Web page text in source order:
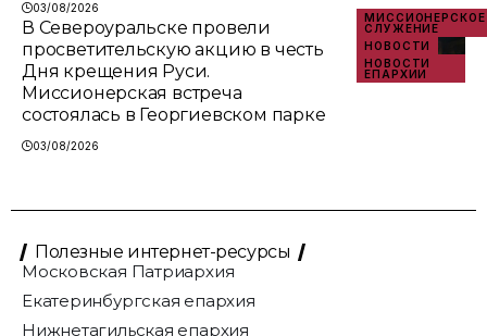
03/08/2026
МИССИОНЕРСКОЕ
СЛУЖЕНИЕ
НОВОСТИ
НОВОСТИ
ЕПАРХИИ
В Североуральске провели
просветительскую акцию в честь
Дня крещения Руси.
Миссионерская встреча
состоялась в Георгиевском парке
03/08/2026
Полезные интернет-ресурсы
Московская Патриархия
Екатеринбургская епархия
Нижнетагильская епархия